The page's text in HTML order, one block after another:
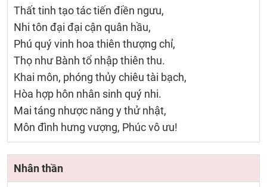
Thất tinh tạo tác tiến điền ngưu,
Nhi tôn đại đại cận quân hầu,
Phú quý vinh hoa thiên thượng chỉ,
Thọ như Bành tổ nhập thiên thu.
Khai môn, phóng thủy chiêu tài bạch,
Hòa hợp hôn nhân sinh quý nhi.
Mai táng nhược năng y thử nhật,
Môn đình hưng vượng, Phúc vô ưu!
Nhân thần